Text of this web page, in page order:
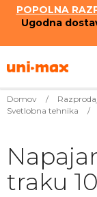
POPOLNA
Ugodna
to
Domov /
Svetlobna tehnika
/
traku